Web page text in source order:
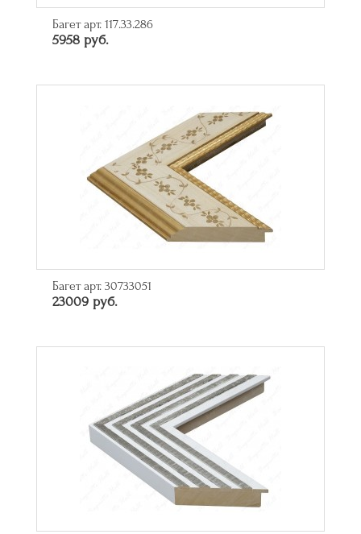
Багет арт. 117.33.286
5958 руб.
Багет арт. 30733051
23009 руб.